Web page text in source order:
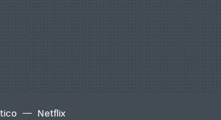
Netflix